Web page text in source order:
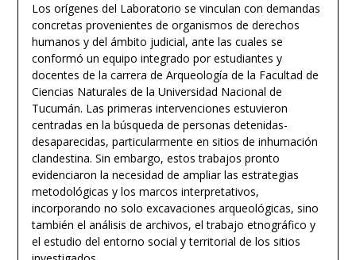
Los orígenes del Laboratorio se vinculan con demandas
concretas provenientes de organismos de derechos
humanos y del ámbito judicial, ante las cuales se
conformó un equipo integrado por estudiantes y
docentes de la carrera de Arqueología de la Facultad de
Ciencias Naturales de la Universidad Nacional de
Tucumán. Las primeras intervenciones estuvieron
centradas en la búsqueda de personas detenidas-
desaparecidas, particularmente en sitios de inhumación
clandestina. Sin embargo, estos trabajos pronto
evidenciaron la necesidad de ampliar las estrategias
metodológicas y los marcos interpretativos,
incorporando no solo excavaciones arqueológicas, sino
también el análisis de archivos, el trabajo etnográfico y
el estudio del entorno social y territorial de los sitios